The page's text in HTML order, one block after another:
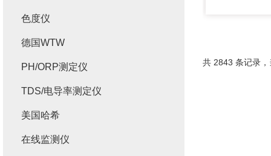
共 2843 条记录
色度仪
德国WTW
PH/ORP测定仪
TDS/电导率测定仪
美国哈希
在线监测仪